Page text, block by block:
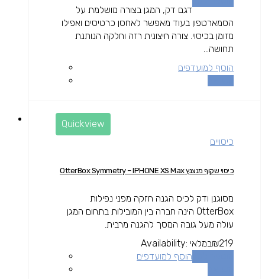
דגם דק, המגן בצורה מושלמת על
הסמארטפון בעוד מאפשר לאחסן כרטיסים ואפילו
מזומן בכיסוי. צורה חיצונית רזה וחלקה הנותנת
תחושה...
הוסף למועדפים
Quickview
כיסויים
כיסוי שקוף מנצנץ OtterBox Symmetry – IPHONE XS Max
מסוגנן ודק לכיס הגנה חזקה מפני נפילות
OtterBox הינה חברה בין המובילות בתחום המגן
עולה מעל גובה המסך להגנה מרבית.
₪219
Availability: במלאי
הוסף למועדפים